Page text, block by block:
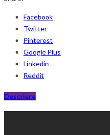
Facebook
Twitter
Pinterest
Google Plus
Linkedin
Reddit
Descriere